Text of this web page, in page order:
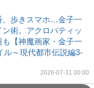
、歩きスマホ…金子一
術。アクロバティッ
【神魔画家・金子一
ル～現代都市伝説編3-
2026-07-31 00:00